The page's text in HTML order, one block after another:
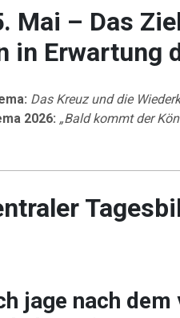
Mai – Das
in Erwartung
Das Kreuz und die
2026: „Bald kommt der
jage nach